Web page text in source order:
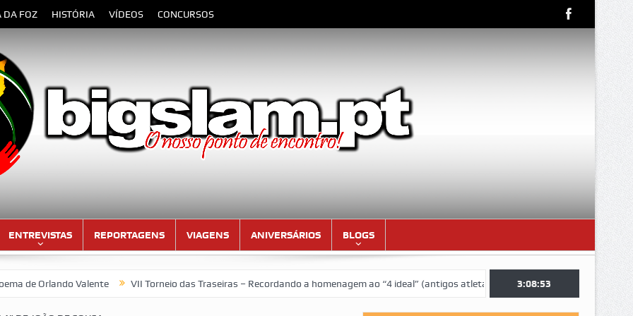
DA FOZ HISTÓRIA VÍDEOS CONCURSOS
ENTREVISTAS REPORTAGENS VIAGENS ANIVERSÁRIOS BLOGS
Valente VII Torneio das Traseiras – Recordando a homenagem ao “4 ideal” (antigos atletas “moçambicanos” do GCF da época 1976/77)
3:08:54